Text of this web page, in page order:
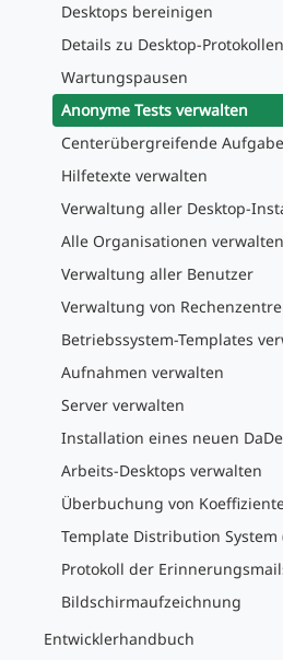
Desktops bereinigen
Details zu Desktop-Protokollen
Wartungspausen
Anonyme Tests verwalten
Centerübergreifende
Hilfetexte verwalten
Verwaltung aller Desktop-
Alle Organisationen verwalten
Verwaltung aller Benutzer
Verwaltung von
Betriebssystem-Templates
Aufnahmen verwalten
Server verwalten
Installation eines neuen
Arbeits-Desktops verwalten
Überbuchung von
Template Distribution System
Protokoll der
Bildschirmaufzeichnung
Entwicklerhandbuch